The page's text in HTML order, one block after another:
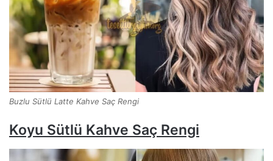
Buzlu Sütlü Latte Kahve Saç Rengi
Koyu Sütlü Kahve Saç Rengi